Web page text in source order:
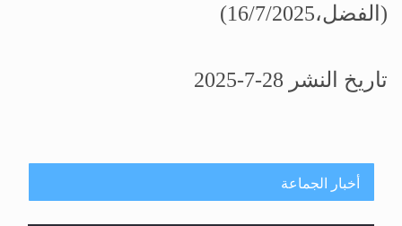
(الفضل،16/7/2025)
تاريخ النشر 28-7-2025
أخبار الجماعة